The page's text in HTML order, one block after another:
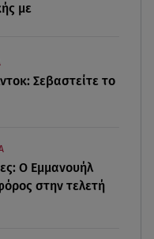
στη φωτιά και
Μπόρα Μπόρα:
με
Σεβαστείτε το
Ο Εμμανουήλ
στην τελετή